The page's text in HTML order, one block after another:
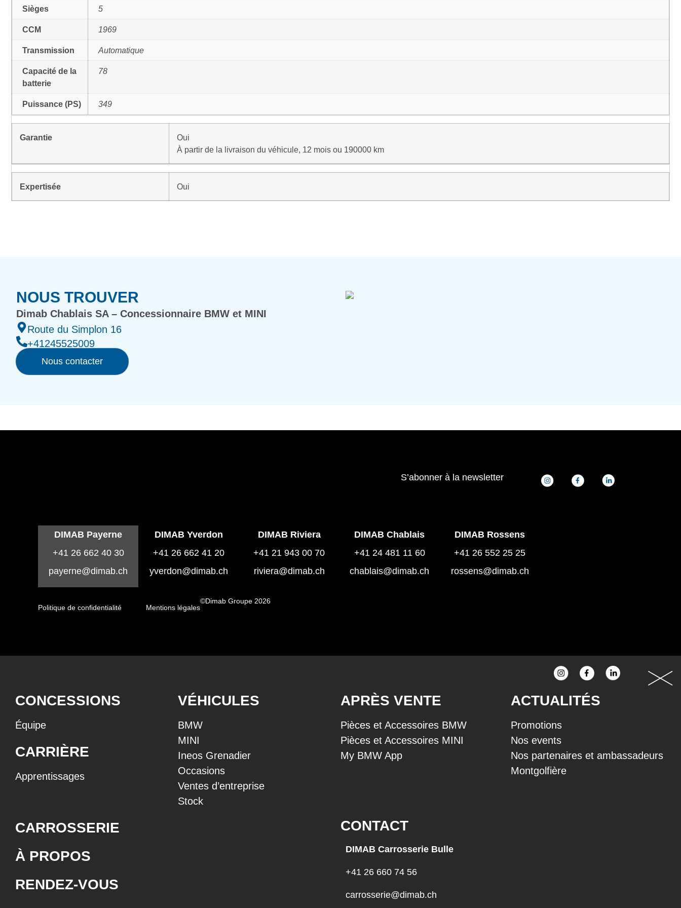
Sièges 5
CCM 1969
Transmission Automatique
Capacité de la
batterie
78
Puissance (PS) 349
Garantie
Oui
À partir de la livraison du véhicule, 12 mois ou 190000 km
Expertisée Oui
NOUS TROUVER
Dimab Chablais SA – Concessionnaire BMW et MINI
Route du Simplon 16
+41245525009
Nous contacter
S’abonner à la newsletter
DIMAB Payerne
+41 26 662 40 30
payerne@dimab.ch
DIMAB Yverdon
+41 26 662 41 20
yverdon@dimab.ch
DIMAB Riviera
+41 21 943 00 70
riviera@dimab.ch
DIMAB Chablais
+41 24 481 11 60
chablais@dimab.ch
DIMAB Rossens
+41 26 552 25 25
rossens@dimab.ch
Politique de confidentialité Mentions légales
©Dimab Groupe 2026
CONCESSIONS
Équipe
CARRIÈRE
Apprentissages
VÉHICULES
BMW
MINI
Ineos Grenadier
Occasions
Ventes d’entreprise
Stock
APRÈS VENTE
Pièces et Accessoires BMW
Pièces et Accessoires MINI
My BMW App
ACTUALITÉS
Promotions
Nos events
Nos partenaires et ambassadeurs
Montgolfière
CARROSSERIE
À PROPOS
RENDEZ-VOUS
CONTACT
DIMAB Carrosserie Bulle
+41 26 660 74 56
carrosserie@dimab.ch